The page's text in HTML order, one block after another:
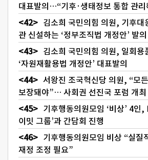
대표발의…“기후·생태정보 통합 관리
김소희 국민의힘 의원, 기후대
관 신설하는 ‘정부조직법 개정안’ 발의
김소희 국민의힘 의원, 일회용
‘자원재활용법 개정안’ 대표발의
서왕진 조국혁신당 의원, “모
보장돼야”… 사회권 선진국 포럼 개최
기후행동의원모임 ‘비상’ 4인
이밋 그룹’과 간담회 진행
기후행동의원모임 비상 “실질
재정 조정 필요”